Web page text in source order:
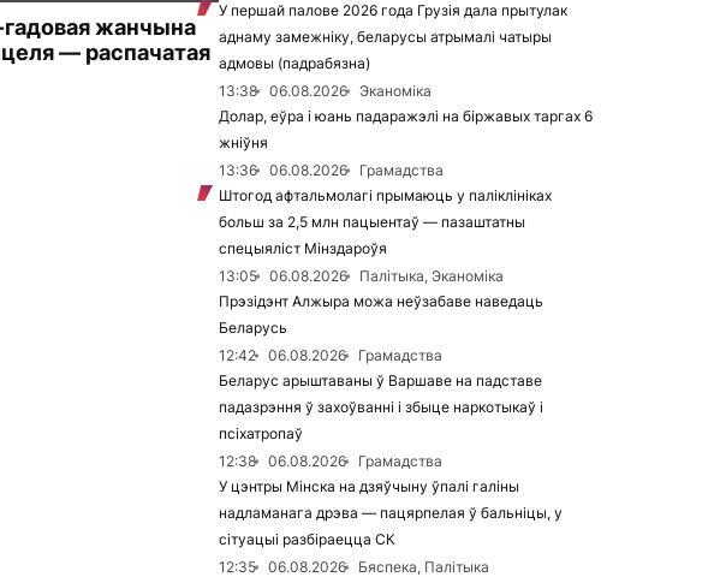
жанчына
— распачатая
У першай палове 2026 года Грузія дала прытулак
аднаму замежніку, беларусы атрымалі чатыры
адмовы (падрабязна)
13:38
06.08.2026
Эканоміка
Долар, еўра і юань падаражэлі на біржавых таргах 6
жніўня
13:36
06.08.2026
Грамадства
Штогод афтальмолагі прымаюць у паліклініках
больш за 2,5 млн пацыентаў — пазаштатны
спецыяліст Мінздароўя
13:05
06.08.2026
Палітыка, Эканоміка
Прэзідэнт Алжыра можа неўзабаве наведаць
Беларусь
12:42
06.08.2026
Грамадства
Беларус арыштаваны ў Варшаве на падставе
падазрэння ў захоўванні і збыце наркотыкаў і
псіхатропаў
12:38
06.08.2026
Грамадства
У цэнтры Мінска на дзяўчыну ўпалі галіны
надламанага дрэва — пацярпелая ў бальніцы, у
сітуацыі разбіраецца СК
12:35
06.08.2026
Бяспека, Палітыка